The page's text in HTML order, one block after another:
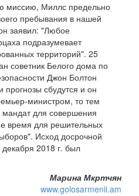
миссию, Миллс предельно
пребывания в нашей
заявил: "Любое
подразумевает
территорий". 25
советник Белого дома по
Джон Болтон
сбудутся и он
министром, то тем
для совершения
время для решительных
Исход досрочной
2018 г. был
Марина Мкртчян
www.golosarmenii.am